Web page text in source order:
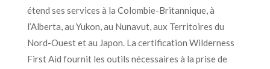
étend ses services à la Colombie-Britannique, à
l’Alberta, au Yukon, au Nunavut, aux Territoires du
Nord-Ouest et au Japon. La certification Wilderness
First Aid fournit les outils nécessaires à la prise de